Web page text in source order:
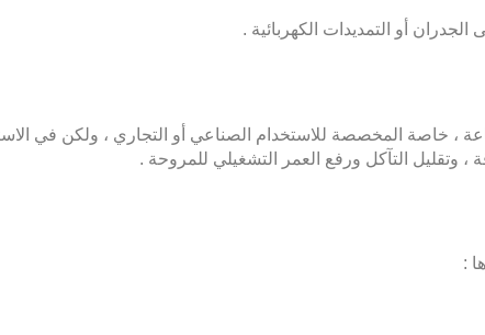
أو التمديدات الكهربائية .
بعض مراوح الشفط مصممة للعمل بشكل متواصل على مدار 24 ساعة ، خاصة المخصصة للاستخدام
: